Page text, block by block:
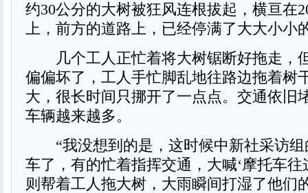
约30公分的大树被狂风连根拔起，横亘在
上，前方的道路上，已经停满了大大小小
几个工人正忙着将大树锯断好拖走，
偏偏坏了，工人手忙脚乱地往路边拖着树
大，很长时间只挪开了一点点。交通依旧
车辆越来越多。
“我没想到的是，这时候中新社采访组
车了，有的忙着指挥交通，大喊‘摩托车往
则帮着工人拖大树，大雨瞬间打湿了他们